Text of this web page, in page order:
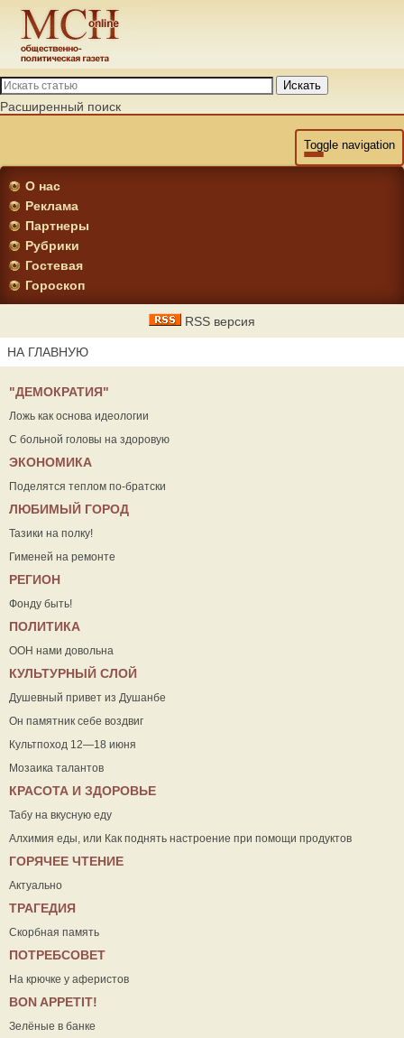
Искать
Расширенный поиск
Toggle navigation
О нас
Реклама
Партнеры
Рубрики
Гостевая
Гороскоп
RSS версия
НА ГЛАВНУЮ
"ДЕМОКРАТИЯ"
Ложь как основа идеологии
С больной головы на здоровую
ЭКОНОМИКА
Поделятся теплом по-братски
ЛЮБИМЫЙ ГОРОД
Тазики на полку!
Гименей на ремонте
РЕГИОН
Фонду быть!
ПОЛИТИКА
ООН нами довольна
КУЛЬТУРНЫЙ СЛОЙ
Душевный привет из Душанбе
Он памятник себе воздвиг
Культпоход 12—18 июня
Мозаика талантов
КРАСОТА И ЗДОРОВЬЕ
Табу на вкусную еду
Алхимия еды, или Как поднять настроение при помощи продуктов
ГОРЯЧЕЕ ЧТЕНИЕ
Актуально
ТРАГЕДИЯ
Скорбная память
ПОТРЕБСОВЕТ
На крючке у аферистов
ВON APPETIT!
Зелёные в банке